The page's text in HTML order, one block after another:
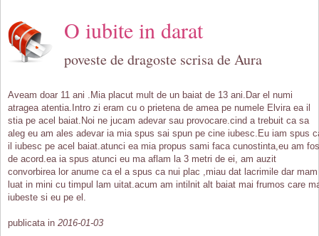
O iubite in darat
poveste de dragoste scrisa de Aura
Aveam doar 11 ani .Mia placut mult de un baiat de 13 ani.Dar el numi
atragea atentia.Intro zi eram cu o prietena de amea pe numele Elvira ea il
stia pe acel baiat.Noi ne jucam adevar sau provocare.cind a trebuit ca sa
aleg eu am ales adevar ia mia spus sai spun pe cine iubesc.Eu iam spus
il iubesc pe acel baiat.atunci ea mia propus sami faca cunostinta,eu am
de acord.ea ia spus atunci eu ma aflam la 3 metri de ei, am auzit
convorbirea lor anume ca el a spus ca nui plac ,miau dat lacrimile dar mam
luat in mini cu timpul lam uitat.acum am intilnit alt baiat mai frumos care
iubeste si eu pe el.
publicata in 2016-01-03